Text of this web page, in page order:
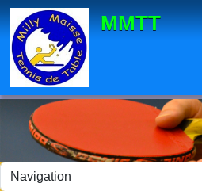
MMTT
Panneau de gestion des cookies